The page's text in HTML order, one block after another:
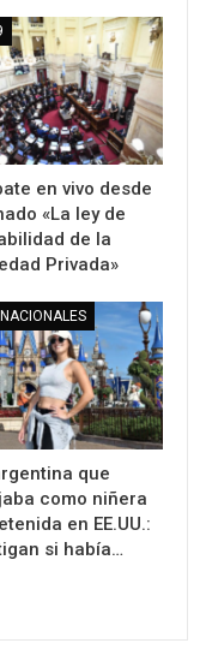
en vivo desde
«La ley de
de la
Privada»
que
como niñera
en EE.UU.:
si había…